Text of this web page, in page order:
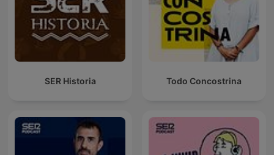
SER Historia Todo Concostrina